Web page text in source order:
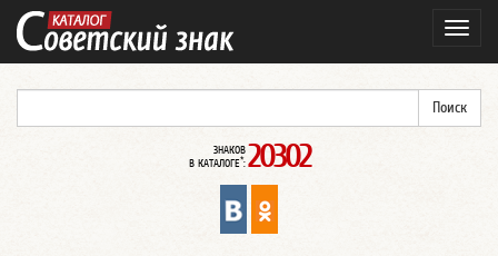
ЗНАКОВ
В КАТАЛОГЕ*: 20302